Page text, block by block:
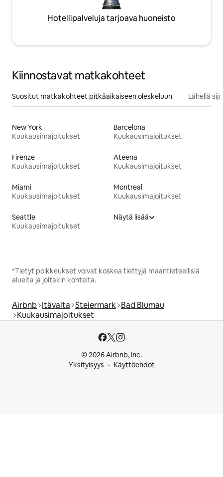
Hotellipalveluja tarjoava huoneisto
Kiinnostavat matkakohteet
Suositut matkakohteet pitkäaikaiseen oleskeluun Lähellä
New York
Kuukausimajoitukset
Barcelona
Kuukausimajoitukset
Firenze
Kuukausimajoitukset
Ateena
Kuukausimajoitukset
Miami
Kuukausimajoitukset
Montreal
Kuukausimajoitukset
Seattle
Kuukausimajoitukset
Näytä lisää
*Tietyt poikkeukset voivat koskea tiettyjä maantieteellisiä
alueita ja joitakin kohteita.
Airbnb Itävalta Steiermark Bad Blumau
Kuukausimajoitukset
© 2026 Airbnb, Inc.
Yksityisyys
Käyttöehdot